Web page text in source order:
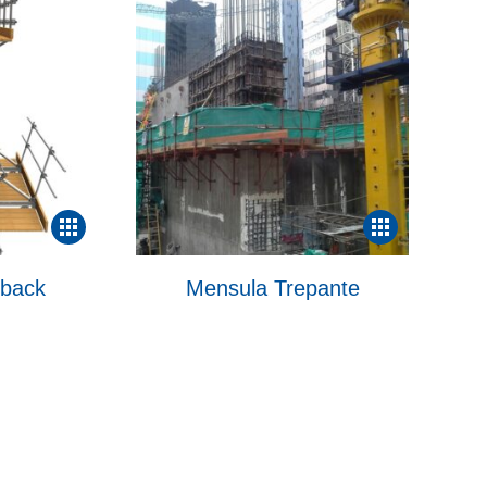
Mensula Trepante